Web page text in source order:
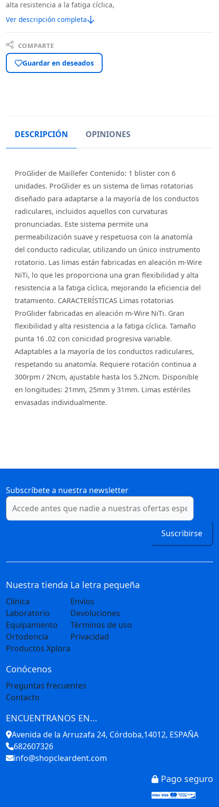
alta resistencia a la fatiga cíclica,
Ver descripción completa
COMPARTE
Guardar en deseados
DESCRIPCIÓN OPINIONES
ProGlider de Maillefer Contenido: 1 blister con 6
unidades. ProGlider es un sistema de limas rotatorias
diseñado para adaptarse a la mayoría de los conductos
radiculares, incluidos aquellos con curvaturas
pronunciadas. Este sistema permite una
permeabilización suave y respetuosa con la anatomía
del conducto radicular, utilizando un único instrumento
rotatorio. Las limas están fabricadas en aleación m-Wire
NiTi, lo que les proporciona una gran flexibilidad y alta
resistencia a la fatiga cíclica, mejorando la eficiencia del
tratamiento. CARACTERÍSTICAS Limas rotatorias
ProGlider fabricadas en aleación m-Wire NiTi. Gran
flexibilidad y alta resistencia a la fatiga cíclica. Tamaño
punta 16 .02 con conicidad progresiva variable.
Adaptables a la mayoría de los conductos radiculares,
respetando su anatomía. Requiere rotación continua a
300rpm / 2Ncm, ajustable hasta los 5.2Ncm. Disponible
en longitudes: 21mm, 25mm y 31mm. Limas estériles
envasadas individualmente.
Subscríbete a nuestra newsletter
Suscribirse
Nuestra tienda
Clínica
Laboratorio
Equipamiento
Ortodoncia
Productos Xplora
La letra pequeña
Envíos
Devoluciones
Términos de uso
Privacidad
Conócenos
Preguntas frecuentes
Contacto
ENCUENTRANOS EN...
Avenida de la Arruzafa 24, Córdoba,14012, ESPAÑA
682607326
info@shopcleardent.com
Pago seguro
Stripe
Visa